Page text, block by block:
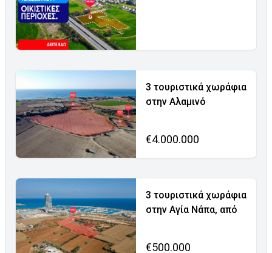
3 τουριστικά χωράφια
στην Αλαμινό
€4.000.000
3 τουριστικά χωράφια
στην Αγία Νάπα, από
€500.000